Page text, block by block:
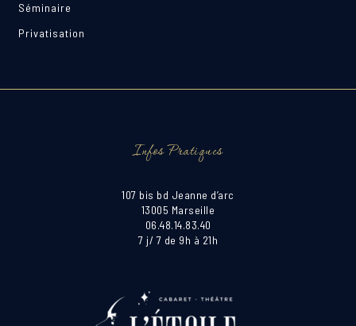
Séminaire
Privatisation
Infos Pratiques
107 bis bd Jeanne d’arc
13005 Marseille
06.48.14.83.40
7 j/ 7 de 9h à 21h